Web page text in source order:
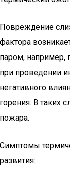
Повреждение
фактора
паром, например,
при проведении
негативного
горения. В таких
пожара.
Симптомы
развития: